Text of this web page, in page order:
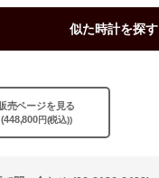
似た時計を探す
売ページを見る
(448,800円(税込))